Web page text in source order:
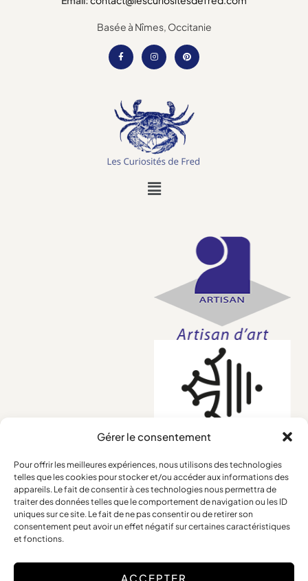
Gérer le consentement
Pour offrir les meilleures expériences, nous utilisons des technologies
telles que les cookies pour stocker et/ou accéder aux informations des
appareils. Le fait de consentir à ces technologies nous permettra de
traiter des données telles que le comportement de navigation ou les ID
uniques sur ce site. Le fait de ne pas consentir ou de retirer son
consentement peut avoir un effet négatif sur certaines caractéristiques
et fonctions.
ACCEPTER
Basée à Nîmes, Occitanie
Conditions générales
Mentions légales
Retours et remboursements